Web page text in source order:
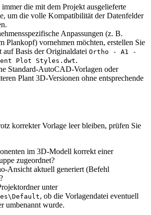
die mit dem Projekt ausgelieferte
um die volle Kompatibilität der Datenfelder
Anpassungen (z. B.
Plankopf) vornehmen möchten, erstellen Sie
auf Basis der Originaldatei Ortho - A1 -
Plot Styles.dwt.
Standard-AutoCAD-Vorlagen oder
Plant 3D-Versionen ohne entsprechende
korrekter Vorlage leer bleiben, prüfen Sie
im 3D-Modell korrekt einer
zugeordnet?
Ansicht aktuell generiert (Befehl
unter
, ob die Vorlagendatei eventuell
umbenannt wurde.